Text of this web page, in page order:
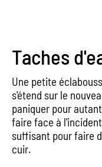
Taches
Une petite
s'étend sur le
paniquer pour
faire face à
suffisant pour faire
cuir.